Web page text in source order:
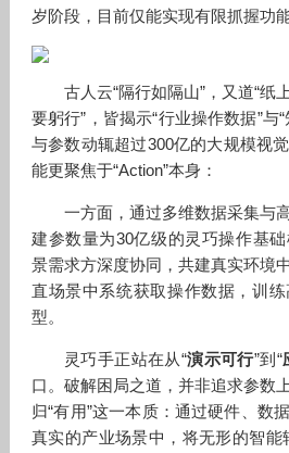
岁阶段，目前仅能实现有限抓握功能
古人云“隔行如隔山”，又道“纸
要躬行”，皆揭示“行业操作数据”与
与参数动辄超过300亿的大规模视
能更聚焦于“Action”本身：
一方面，通过多维数据采集与
建参数量为30亿级的灵巧操作基
景需求方深度协同，共建真实环境
直场景中系统获取操作数据，训
型。
灵巧手正站在从“演示可行”到“
口。破解困局之道，并非追求参数
归“有用”这一本质：通过硬件、数
真实的产业场景中，将无形的智能